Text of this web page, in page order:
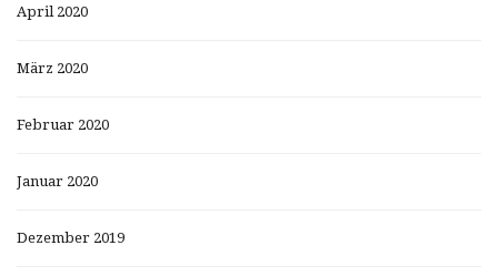
April 2020
März 2020
Februar 2020
Januar 2020
Dezember 2019